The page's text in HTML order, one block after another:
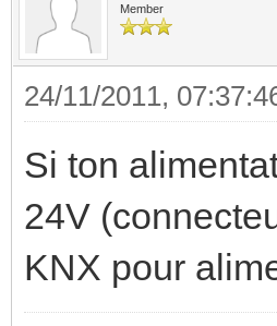
Member
24/11/2011,
Si ton
24V
KNX pour